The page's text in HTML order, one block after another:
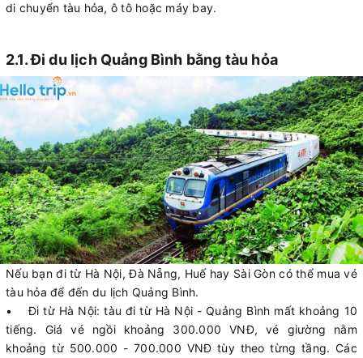
di chuyển tàu hỏa, ô tô hoặc máy bay.
2.1. Đi du lịch Quảng Bình bằng tàu hỏa
Nếu bạn đi từ Hà Nội, Đà Nẵng, Huế hay Sài Gòn có thể mua vé
tàu hỏa để đến du lịch Quảng Bình.
• Đi từ Hà Nội: tàu đi từ Hà Nội - Quảng Bình mất khoảng 10
tiếng. Giá vé ngồi khoảng 300.000 VNĐ, vé giường nằm
khoảng từ 500.000 - 700.000 VNĐ tùy theo từng tầng. Các